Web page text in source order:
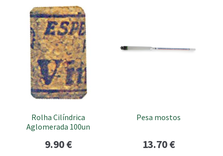
Rolha Cilíndrica
Aglomerada 100un
9.90€
Pesa mostos
13.70€